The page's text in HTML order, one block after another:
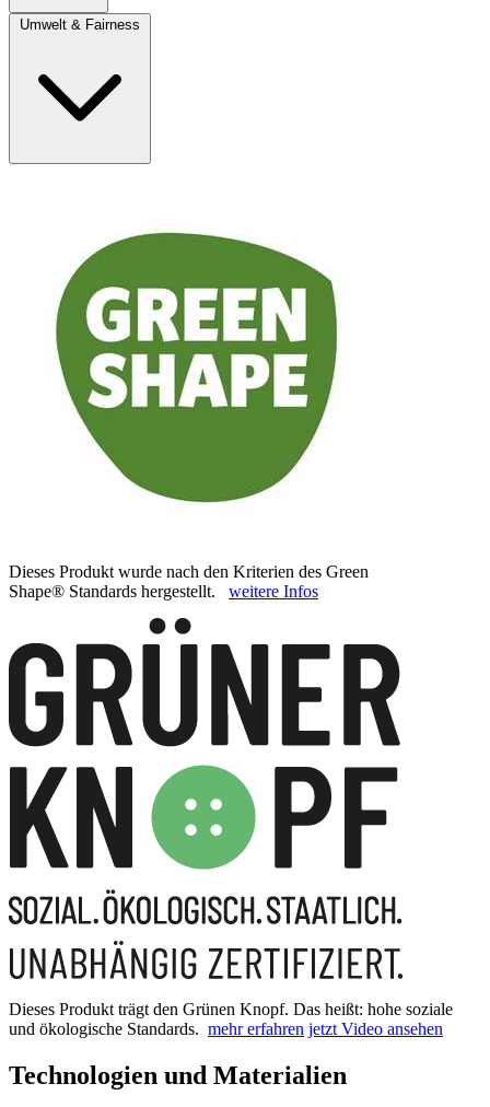
Umwelt & Fairness
Dieses Produkt wurde nach den Kriterien des Green
Shape® Standards hergestellt. weitere Infos
Dieses Produkt trägt den Grünen Knopf. Das heißt: hohe soziale
und ökologische Standards. mehr erfahren jetzt Video ansehen
Technologien und Materialien